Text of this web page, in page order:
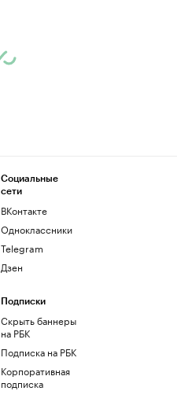
Социальные
сети
ВКонтакте
Одноклассники
Telegram
Дзен
Подписки
Скрыть баннеры
на РБК
Подписка на РБК
Корпоративная
подписка